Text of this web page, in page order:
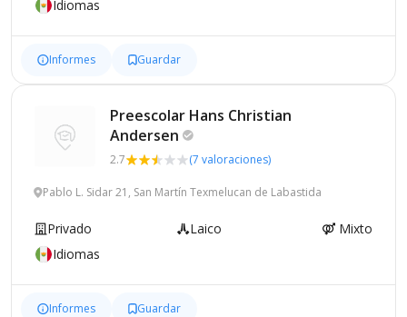
Idiomas
Informes Guardar
Preescolar Hans Christian
Andersen
2.7 (7 valoraciones)
Pablo L. Sidar 21, San Martín Texmelucan de Labastida
Privado Laico
Mixto
Idiomas
Informes Guardar